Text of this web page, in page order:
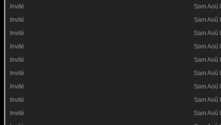
Invité
Sam Aoû
Invité
Sam Aoû
Invité
Sam Aoû
Invité
Sam Aoû
Invité
Sam Aoû
Invité
Sam Aoû
Invité
Sam Aoû
Invité
Sam Aoû
Invité
Sam Aoû